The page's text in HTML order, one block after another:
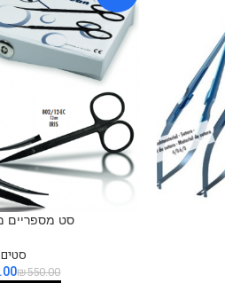
סט מספריים
סטים
₪550.00